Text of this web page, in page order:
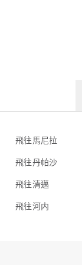
飛往馬尼拉
飛往丹帕沙
飛往清邁
飛往河内